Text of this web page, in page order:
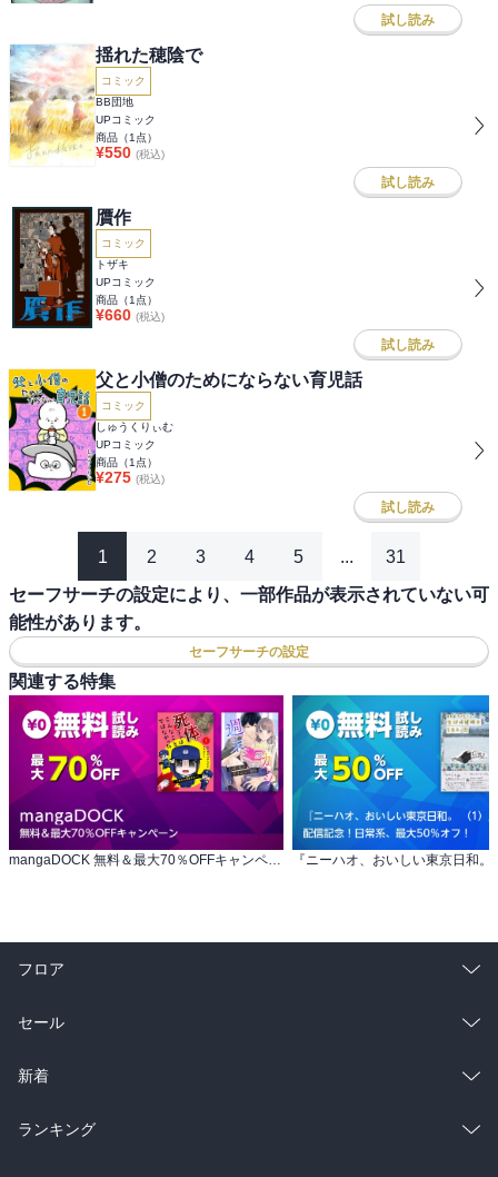
試し読み
揺れた穂陰で
コミック
BB団地
UPコミック
商品（1 点）
¥550 (税込)
試し読み
贋作
コミック
トザキ
UPコミック
商品（1 点）
¥660 (税込)
試し読み
父と小僧のためにならない育児話
コミック
しゅうくりぃむ
UPコミック
商品（1 点）
¥275 (税込)
試し読み
1 2 3 4 5 ... 31
セーフサーチの設定により、一部作品が表示されていない可
能性があります。
セーフサーチの設定
関連する特集
mangaDOCK 無料＆最大70％OFFキャンペーン
フロア
総合
ラノベ
雑誌・グラビア
セール
総合
ラノベ
新着
総合
ランキング